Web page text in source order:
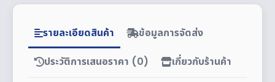
รายละเอียดสินค้า ข้อมูลการจัดส่ง
ประวัติการเสนอราคา (0) เกี่ยวกับร้านค้า